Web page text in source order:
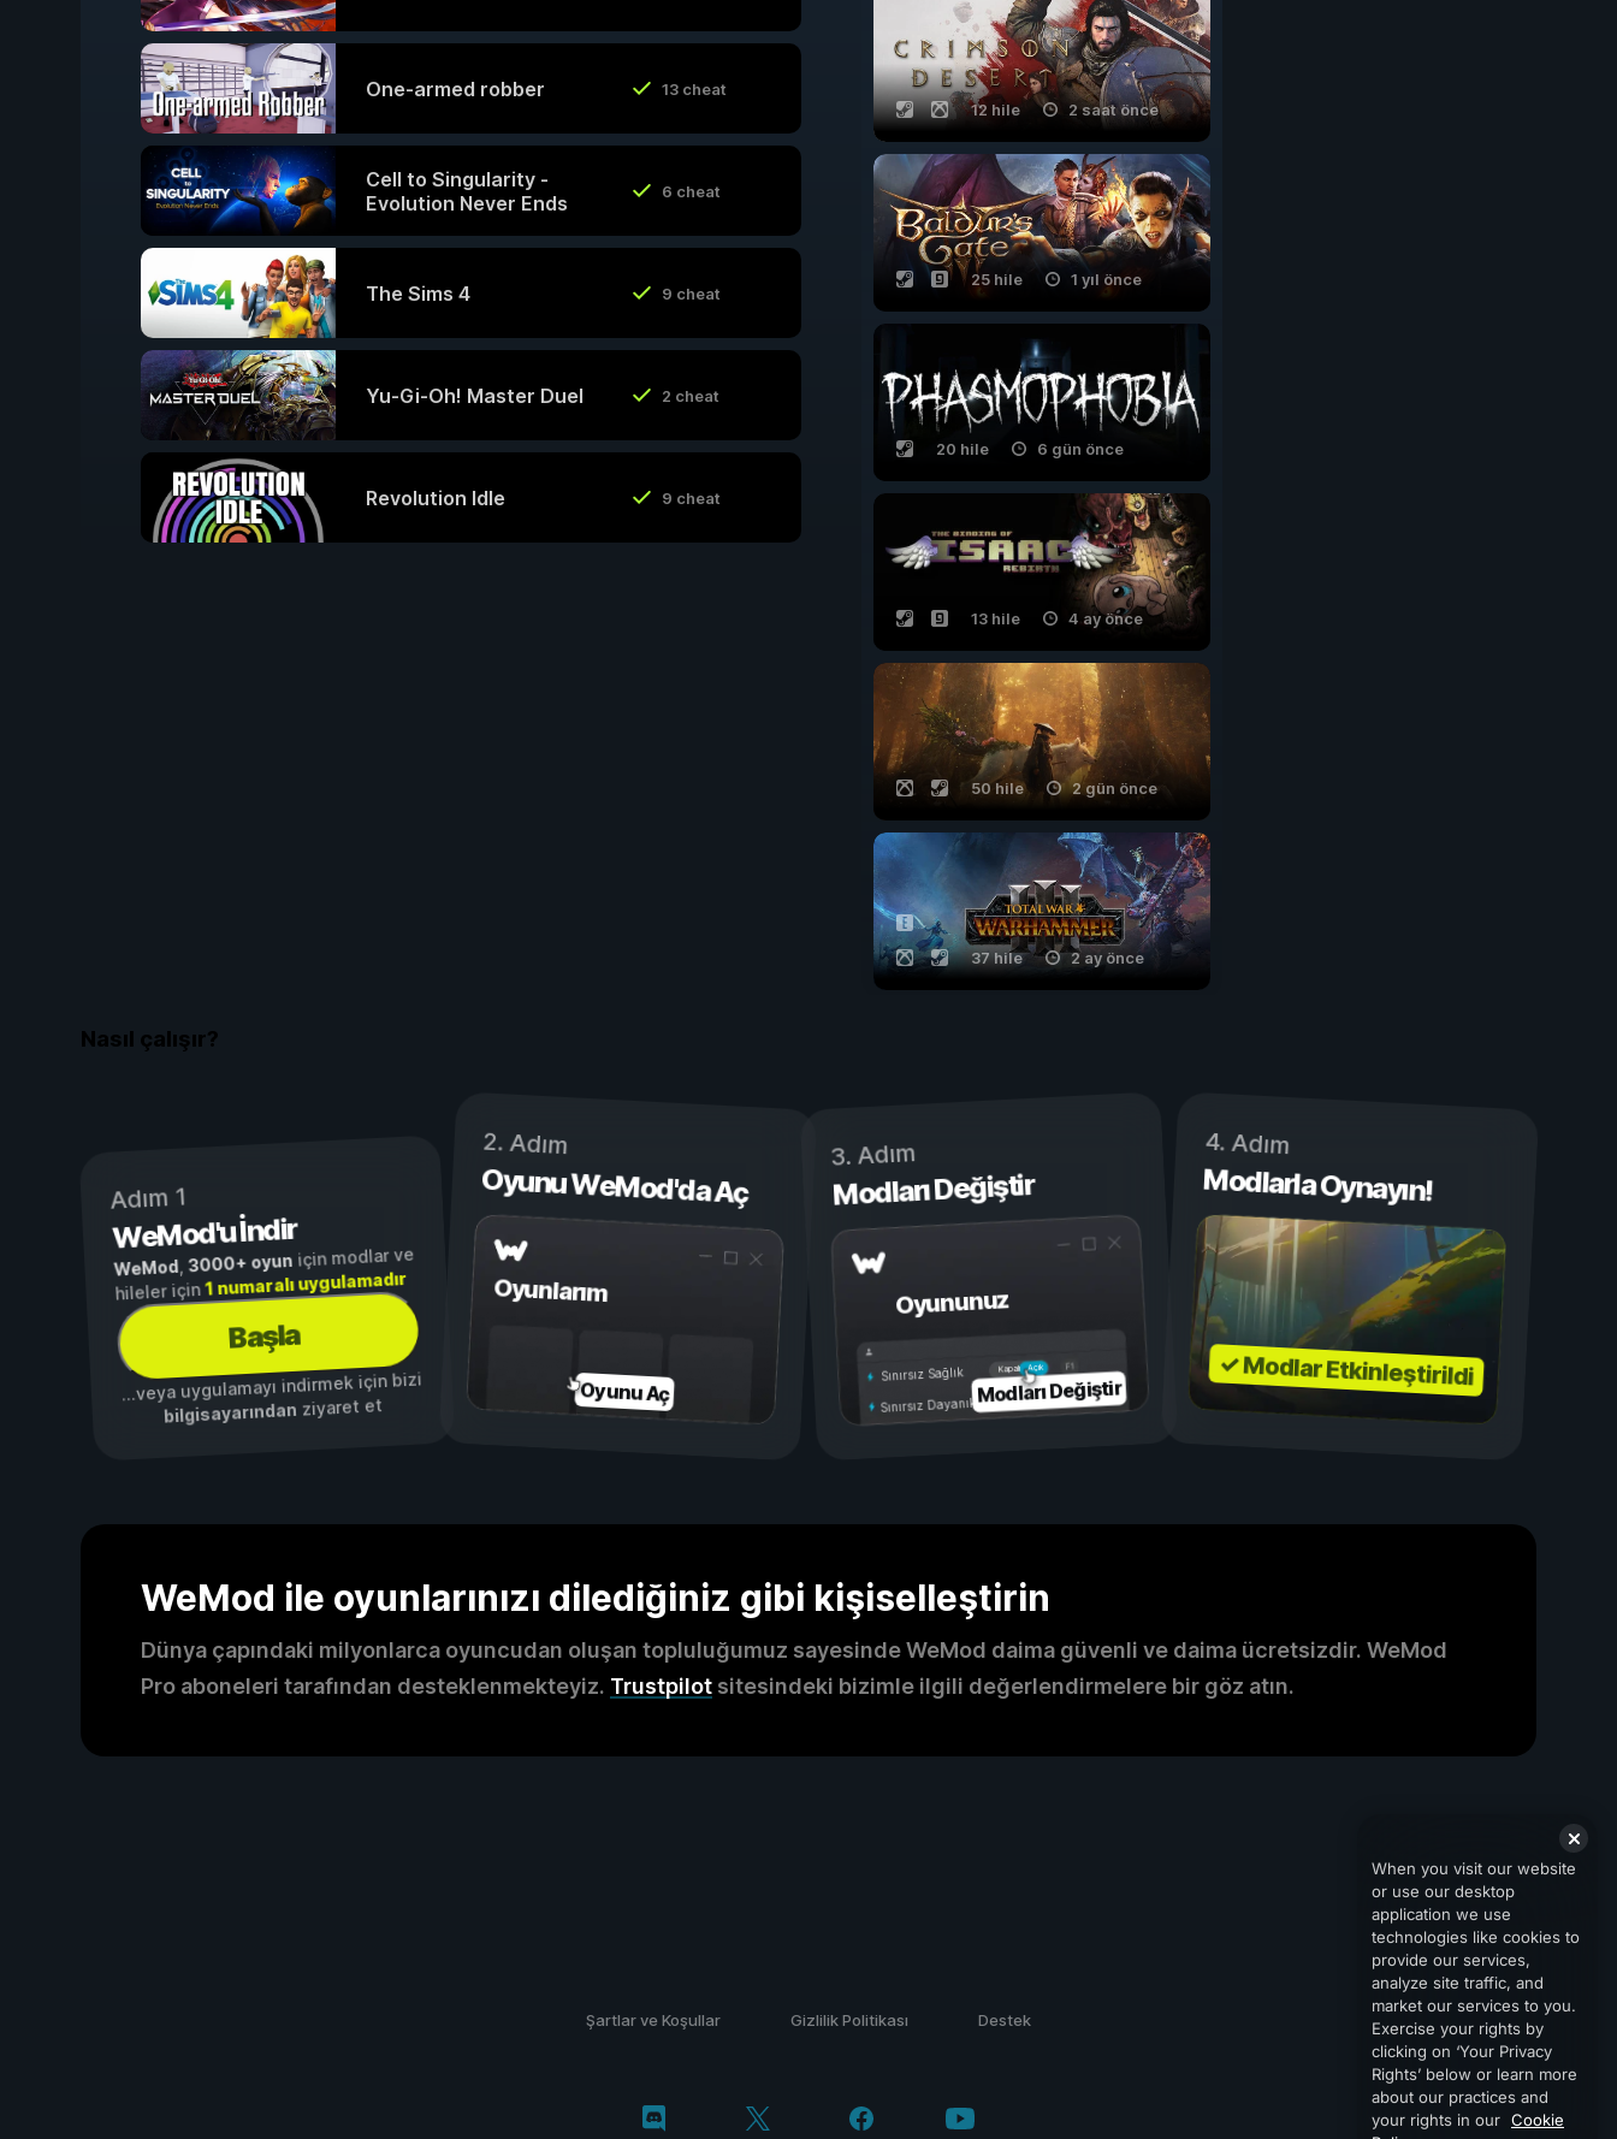
One-armed robber 13 cheat
Cell to Singularity -
Evolution Never Ends
6 cheat
The Sims 4 9 cheat
Yu-Gi-Oh! Master Duel 2 cheat
Revolution Idle 9 cheat
12 hile 2 saat önce
25 hile 1 yıl önce
20 hile 6 gün önce
13 hile 4 ay önce
50 hile 2 gün önce
37 hile 2 ay önce
Nasıl çalışır?
Adım 1
WeMod'u İndir
WeMod,3000+ oyuniçin modlar ve
hileler için1 numaralı uygulamadır
Başla
...veya uygulamayı indirmek için bizi
bilgisayarından ziyaret et
2. Adım
Oyunu WeMod'da Aç
Oyunlarım
Oyunu Aç
3. Adım
Modları Değiştir
Oyununuz
Açık
Kapalı
Sınırsız Sağlık
Sınırsız DayanıklılıkModları Değiştir
4. Adım
Modlarla Oynayın!
✓ Modlar Etkinleştirildi
WeMod ile oyunlarınızı dilediğiniz gibi kişiselleştirin
Dünya çapındaki milyonlarca oyuncudan oluşan topluluğumuz sayesinde WeMod daima güvenli ve daima ücretsizdir. WeMod
Pro aboneleri tarafından desteklenmekteyiz. Trustpilot sitesindeki bizimle ilgili değerlendirmelere bir göz atın.
Şartlar ve Koşullar Gizlilik Politikası Destek
When you visit our website
or use our desktop
application we use
technologies like cookies to
provide our services,
analyze site traffic, and
market our services to you.
Exercise your rights by
clicking on ‘Your Privacy
Rights’ below or learn more
about our practices and
your rights in our Cookie